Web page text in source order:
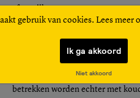
gebruik van cookies. Lees meer
Ik ga akkoord
Niet akkoord
Hij merkt dat hij Helena vaak
waardig. Een uitgekiend simpele
lichaam waar zijn handen
gelokt. Zijn pogingen om haar in
betrekken worden echter met